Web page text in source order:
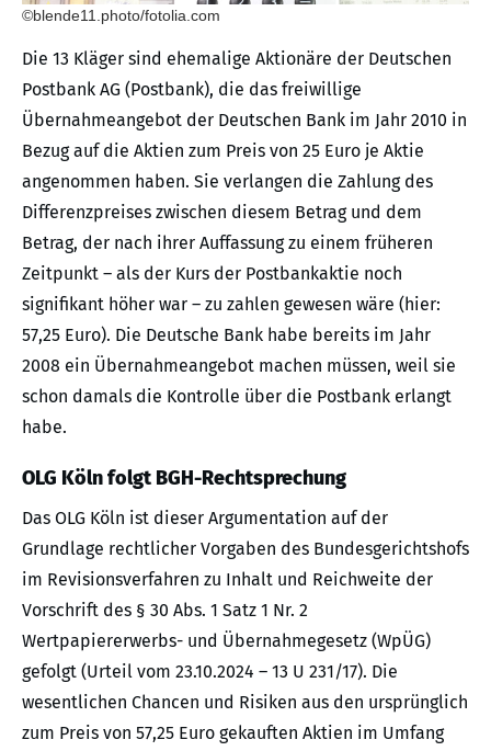
©blende11.photo/fotolia.com
Die 13 Kläger sind ehemalige Aktionäre der Deutschen
Postbank AG (Postbank), die das freiwillige
Übernahmeangebot der Deutschen Bank im Jahr 2010 in
Bezug auf die Aktien zum Preis von 25 Euro je Aktie
angenommen haben. Sie verlangen die Zahlung des
Differenzpreises zwischen diesem Betrag und dem
Betrag, der nach ihrer Auffassung zu einem früheren
Zeitpunkt – als der Kurs der Postbankaktie noch
signifikant höher war – zu zahlen gewesen wäre (hier:
57,25 Euro). Die Deutsche Bank habe bereits im Jahr
2008 ein Übernahmeangebot machen müssen, weil sie
schon damals die Kontrolle über die Postbank erlangt
habe.
OLG Köln folgt BGH-Rechtsprechung
Das OLG Köln ist dieser Argumentation auf der
Grundlage rechtlicher Vorgaben des Bundesgerichtshofs
im Revisionsverfahren zu Inhalt und Reichweite der
Vorschrift des § 30 Abs. 1 Satz 1 Nr. 2
Wertpapiererwerbs- und Übernahmegesetz (WpÜG)
gefolgt (Urteil vom 23.10.2024 – 13 U 231/17). Die
wesentlichen Chancen und Risiken aus den ursprünglich
zum Preis von 57,25 Euro gekauften Aktien im Umfang